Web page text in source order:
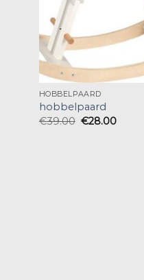
HOBBELPAARD
hobbelpaard
€39.00 €28.00